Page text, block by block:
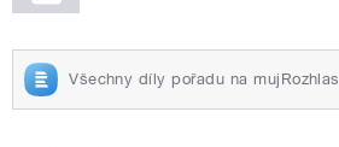
Všechny díly pořadu na mujRozhlas